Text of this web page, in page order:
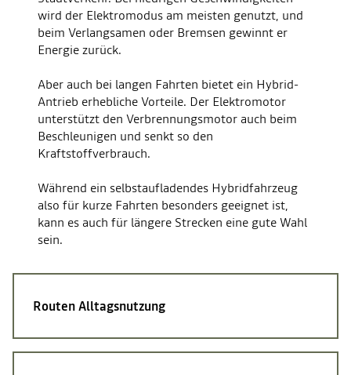
wird der Elektromodus am meisten genutzt, und
beim Verlangsamen oder Bremsen gewinnt er
Energie zurück.
Aber auch bei langen Fahrten bietet ein Hybrid-
Antrieb erhebliche Vorteile. Der Elektromotor
unterstützt den Verbrennungsmotor auch beim
Beschleunigen und senkt so den
Kraftstoffverbrauch.
Während ein selbstaufladendes Hybridfahrzeug
also für kurze Fahrten besonders geeignet ist,
kann es auch für längere Strecken eine gute Wahl
sein.
RoutenAlltagsnutzung